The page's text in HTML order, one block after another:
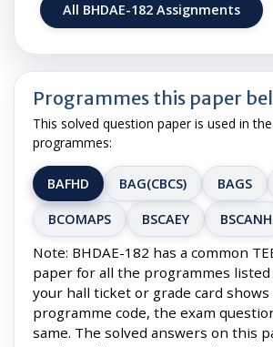
All BHDAE-182 Assignments
Programmes this paper
This solved question paper is used in
programmes:
BAFHD BAG(CBCS) BAGS
BCOMAPS BSCAEY BSCANH
Note: BHDAE-182 has a common
paper for all the programmes listed
your hall ticket or grade card
programme code, the exam
same. The solved answers on this